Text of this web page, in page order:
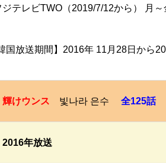
ジテレビTWO（2019/7/12から） 月
国放送期間】2016年 11月28日から
輝けウンス 빛나라 은수 全125話
2016年放送